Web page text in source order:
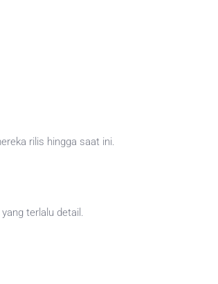
rilis hingga saat ini.
terlalu detail.